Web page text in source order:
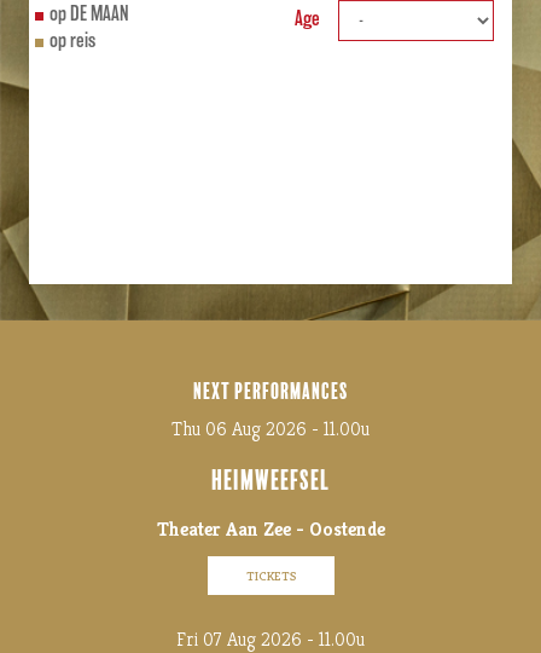
op DE MAAN
op reis
Age
NEXT PERFORMANCES
Thu 06 Aug 2026 - 11.00u
HEIMWEEFSEL
Theater Aan Zee - Oostende
TICKETS
Fri 07 Aug 2026 - 11.00u